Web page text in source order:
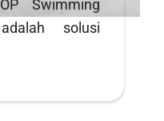
Swimming
solusi